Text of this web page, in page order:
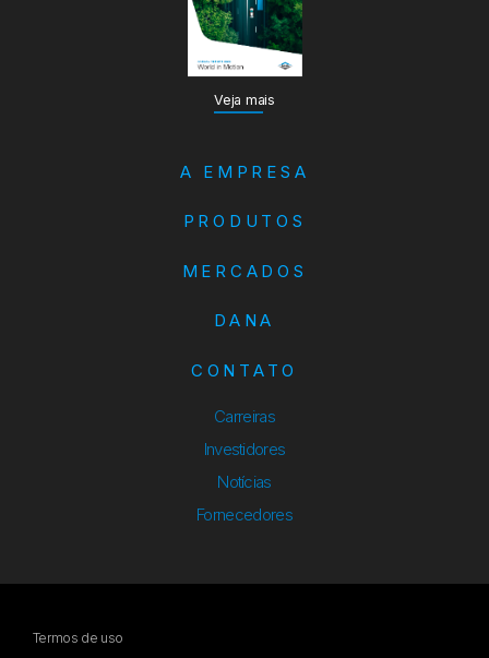
Veja mais
A EMPRESA
PRODUTOS
MERCADOS
DANA
CONTATO
Carreiras
Investidores
Notícias
Fornecedores
Termos de uso